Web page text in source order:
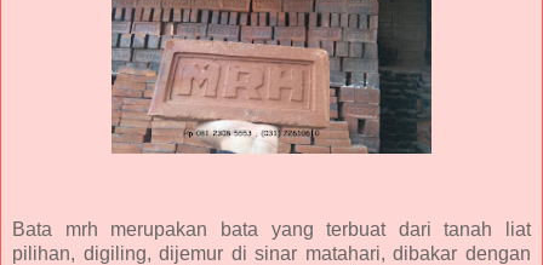
Bata mrh merupakan bata yang terbuat dari tanah liat
pilihan, digiling, dijemur di sinar matahari, dibakar dengan